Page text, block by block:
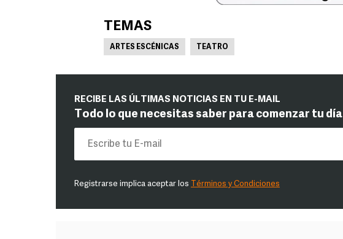
TEMAS
ARTES ESCÉNICAS TEATRO
RECIBE LAS ÚLTIMAS NOTICIAS EN TU E-MAIL
Todo lo que necesitas saber para comenzar tu día
Registrarse implica aceptar los Términos y Condiciones